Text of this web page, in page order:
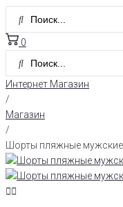
0
Интернет Магазин
/
Магазин
/
Шорты пляжные мужские